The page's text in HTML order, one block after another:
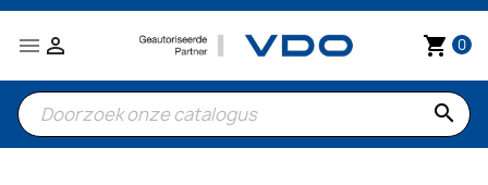
 shopping_cart 0

search